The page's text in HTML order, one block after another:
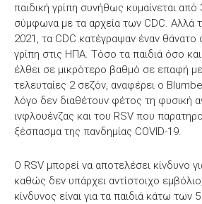
παιδική γρίπη συνήθως κυμαίνεται
σύμφωνα με τα αρχεία των CDC. Αλλά
2021, τα CDC κατέγραψαν έναν θάνατο
γρίπη στις ΗΠΑ. Τόσο τα παιδιά όσο και
έλθει σε μικρότερο βαθμό σε επαφή
τελευταίες 2 σεζόν, αναφέρει ο
λόγο δεν διαθέτουν φέτος τη φυσική
ινφλουένζας και του RSV που
ξέσπασμα της πανδημίας COVID-19.
Ο RSV μπορεί να αποτελέσει κίνδυνο
καθώς δεν υπάρχει αντίστοιχο
κίνδυνος είναι για τα παιδιά κάτω των